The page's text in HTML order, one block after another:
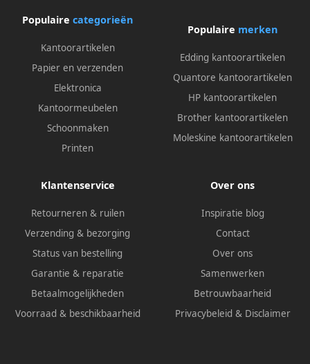
Populaire categorieën
Kantoorartikelen
Papier en verzenden
Elektronica
Kantoormeubelen
Schoonmaken
Printen
Populaire merken
Edding kantoorartikelen
Quantore kantoorartikelen
HP kantoorartikelen
Brother kantoorartikelen
Moleskine kantoorartikelen
Klantenservice
Retourneren & ruilen
Verzending & bezorging
Status van bestelling
Garantie & reparatie
Betaalmogelijkheden
Voorraad & beschikbaarheid
Over ons
Inspiratie blog
Contact
Over ons
Samenwerken
Betrouwbaarheid
Privacybeleid & Disclaimer